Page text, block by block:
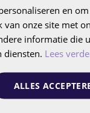
01
OKT
en
onze site met
informatie die
diensten. Lees
ALLES